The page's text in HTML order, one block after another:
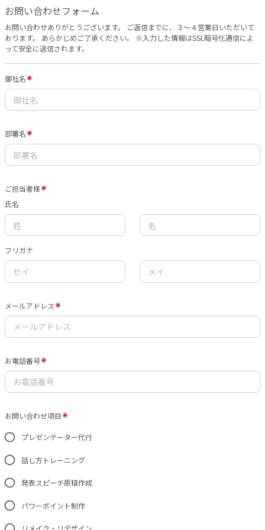
お問い合わせフォーム
お問い合わせありがとうございます。 ご返信までに、３〜４営業日いただいて
おります。 あらかじめご了承ください。 ※入力した情報はSSL暗号化通信によ
って安全に送信されます。
御社名
部署名
ご担当者様
氏名
フリガナ
メールアドレス
お電話番号
お問い合わせ項目
プレゼンテーター代行
話し方トレーニング
発表スピーチ原稿作成
パワーポイント制作